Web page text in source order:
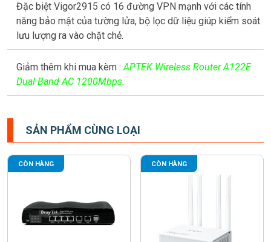
Đặc biệt Vigor2915 có 16 đường VPN mạnh với các tính
năng bảo mật của tường lửa, bộ lọc dữ liệu giúp kiểm soát
lưu lượng ra vào chặt chẻ.
Giảm thêm khi mua kèm :APTEK Wireless Router A122E
Dual Band AC 1200Mbps.
SẢN PHẨM CÙNG LOẠI
CÒN HÀNG CÒN HÀNG